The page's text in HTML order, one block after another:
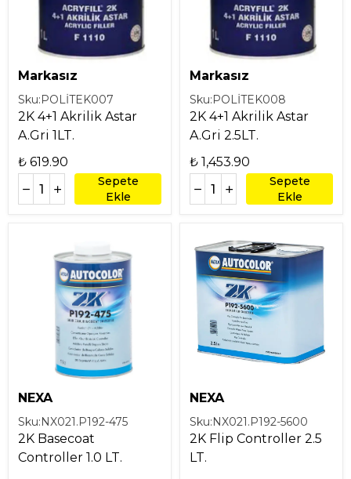
Markasız
Sku:POLİTEK007
2K 4+1 Akrilik Astar
A.Gri 1LT.
₺ 619.90
Sepete
Ekle
Markasız
Sku:POLİTEK008
2K 4+1 Akrilik Astar
A.Gri 2.5LT.
₺ 1,453.90
Sepete
Ekle
NEXA
Sku:NX021.P192-475
2K Basecoat
Controller 1.0 LT.
NEXA
Sku:NX021.P192-5600
2K Flip Controller 2.5
LT.